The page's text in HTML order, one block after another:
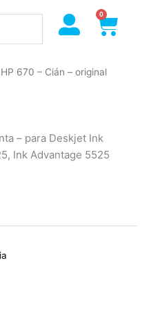
0
Cart
670 – Cián – original
– para Deskjet Ink
Ink Advantage 5525